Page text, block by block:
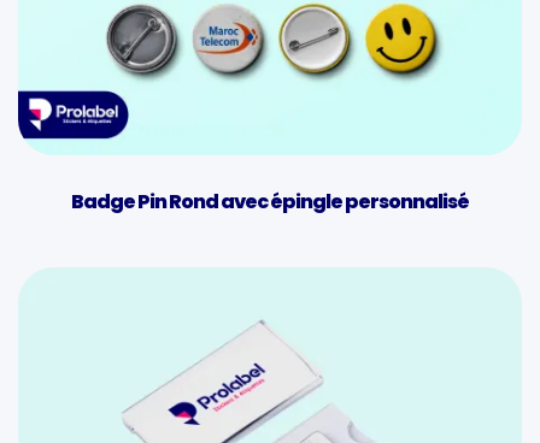
Badge Pin Rond avec épingle personnalisé